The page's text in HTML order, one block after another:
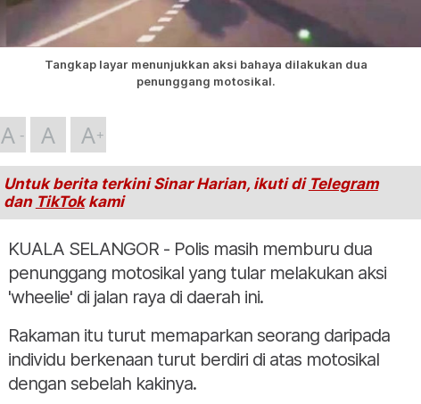
Tangkap layar menunjukkan aksi bahaya dilakukan dua
penunggang motosikal.
A A A
Untuk berita terkini Sinar Harian, ikuti di Telegram
dan TikTokkami
KUALA SELANGOR - Polis masih memburu dua
penunggang motosikal yang tular melakukan aksi
'wheelie' di jalan raya di daerah ini.
Rakaman itu turut memaparkan seorang daripada
individu berkenaan turut berdiri di atas motosikal
dengan sebelah kakinya.